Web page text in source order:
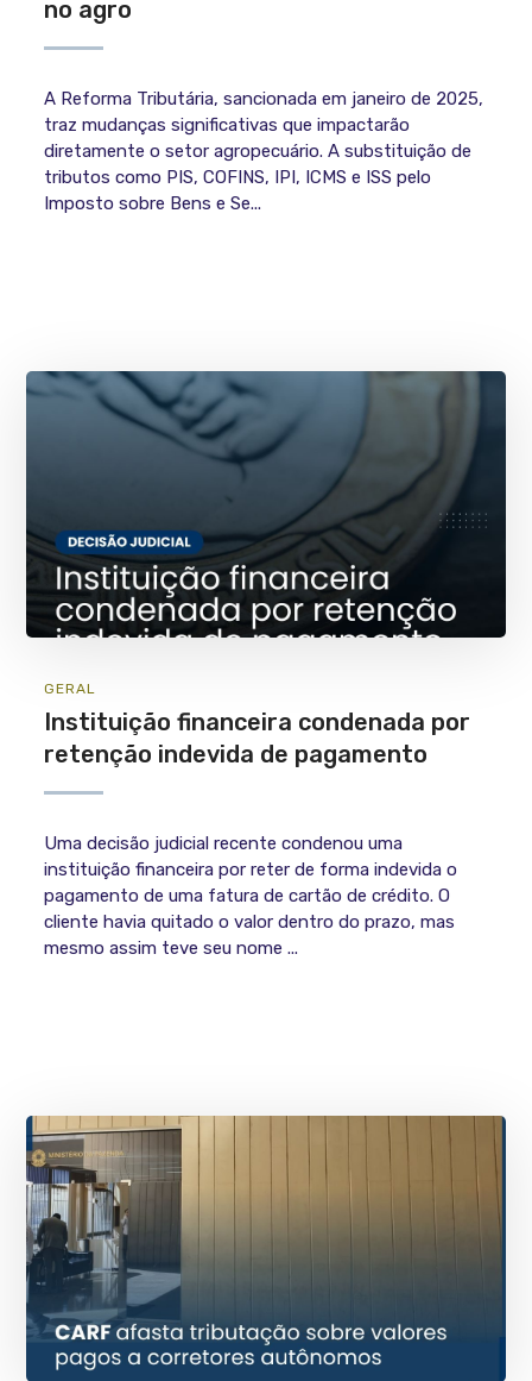
no agro
A Reforma Tributária, sancionada em janeiro de 2025,
traz mudanças significativas que impactarão
diretamente o setor agropecuário. A substituição de
tributos como PIS, COFINS, IPI, ICMS e ISS pelo
Imposto sobre Bens e Se...
GERAL
Instituição financeira condenada por
retenção indevida de pagamento
Uma decisão judicial recente condenou uma
instituição financeira por reter de forma indevida o
pagamento de uma fatura de cartão de crédito. O
cliente havia quitado o valor dentro do prazo, mas
mesmo assim teve seu nome ...